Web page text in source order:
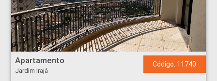
Apartamento - Jardim Irajá - Ribeirão Preto
Apartamento
Jardim Irajá
Código: 11740